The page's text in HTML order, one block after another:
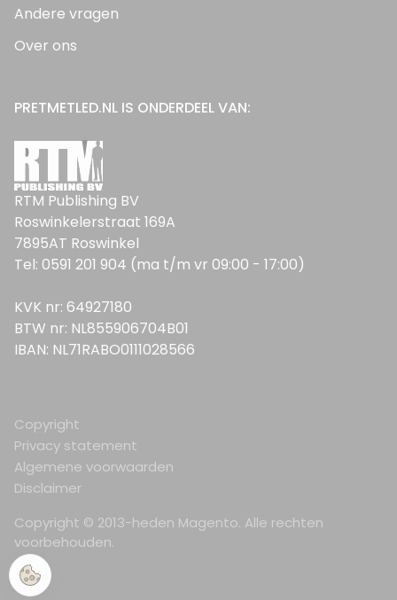
Andere vragen
Over ons
PRETMETLED.NL IS ONDERDEEL VAN:
RTM Publishing BV
Roswinkelerstraat 169A
7895AT Roswinkel
Tel: 0591 201 904 (ma t/m vr 09:00 - 17:00)
KVK nr: 64927180
BTW nr: NL855906704B01
IBAN: NL71RABO0111028566
Copyright © 2013-heden Magento. Alle rechten
voorbehouden.
Copyright
Privacy statement
Algemene voorwaarden
Disclaimer